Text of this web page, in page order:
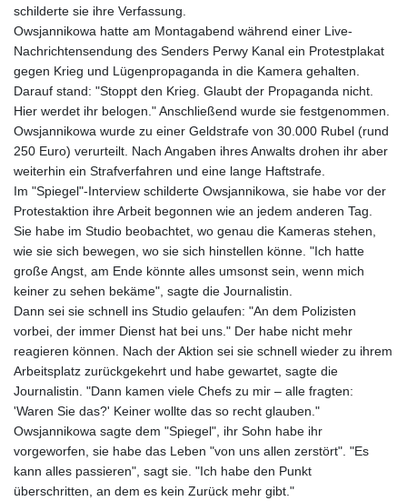
schilderte sie ihre Verfassung.
Owsjannikowa hatte am Montagabend während einer Live-
Nachrichtensendung des Senders Perwy Kanal ein Protestplakat
gegen Krieg und Lügenpropaganda in die Kamera gehalten.
Darauf stand: "Stoppt den Krieg. Glaubt der Propaganda nicht.
Hier werdet ihr belogen." Anschließend wurde sie festgenommen.
Owsjannikowa wurde zu einer Geldstrafe von 30.000 Rubel (rund
250 Euro) verurteilt. Nach Angaben ihres Anwalts drohen ihr aber
weiterhin ein Strafverfahren und eine lange Haftstrafe.
Im "Spiegel"-Interview schilderte Owsjannikowa, sie habe vor der
Protestaktion ihre Arbeit begonnen wie an jedem anderen Tag.
Sie habe im Studio beobachtet, wo genau die Kameras stehen,
wie sie sich bewegen, wo sie sich hinstellen könne. "Ich hatte
große Angst, am Ende könnte alles umsonst sein, wenn mich
keiner zu sehen bekäme", sagte die Journalistin.
Dann sei sie schnell ins Studio gelaufen: "An dem Polizisten
vorbei, der immer Dienst hat bei uns." Der habe nicht mehr
reagieren können. Nach der Aktion sei sie schnell wieder zu ihrem
Arbeitsplatz zurückgekehrt und habe gewartet, sagte die
Journalistin. "Dann kamen viele Chefs zu mir – alle fragten:
'Waren Sie das?' Keiner wollte das so recht glauben."
Owsjannikowa sagte dem "Spiegel", ihr Sohn habe ihr
vorgeworfen, sie habe das Leben "von uns allen zerstört". "Es
kann alles passieren", sagt sie. "Ich habe den Punkt
überschritten, an dem es kein Zurück mehr gibt."